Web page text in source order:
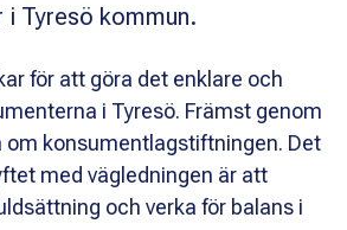
Tyresö kommun.
för att göra det enklare och
i Tyresö. Främst genom
om konsumentlagstiftningen. Det
med vägledningen är att
och verka för balans i